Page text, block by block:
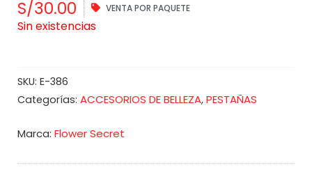
S/30.00 VENTA POR PAQUETE
Sin existencias
SKU: E-386
Categorías: ACCESORIOS DE BELLEZA, PESTAÑAS
Marca: Flower Secret